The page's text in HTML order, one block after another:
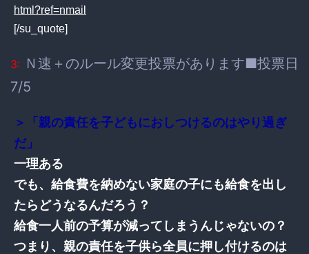
html?ref=nmail
[/su_quote]
3: Ｎ速＋のルール変更投票があります■投票日
7/5
＞「親の責任を子どもにおしつけるのはやり過ぎ
だ」
一理ある
でも、給食費を納めない家庭の子にも給食を出し
たらどうなるんだろう？
給食一人前の予算が減ってしまうんじゃないの？
つまり、親の責任を子供ら全員に押し付けるのは